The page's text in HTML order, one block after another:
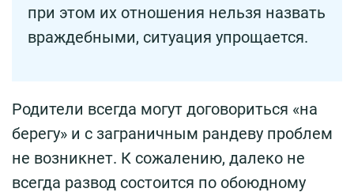
при этом их отношения нельзя назвать
враждебными, ситуация упрощается.
Родители всегда могут договориться «на
берегу» и с заграничным рандеву проблем
не возникнет. К сожалению, далеко не
всегда развод состоится по обоюдному